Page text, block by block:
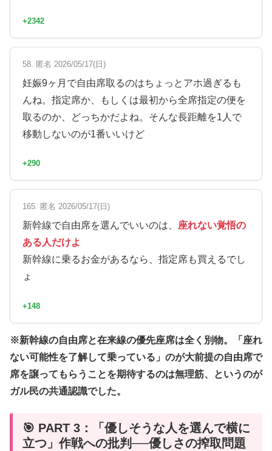
+2342
58. 匿名 2026/05/17(日)
妊娠9ヶ月で自由席取るのはちょっとアホ過ぎるも
んね。指定席か、もしくは最初から全席指定の便を
取るのか、どっちかだよね。そんな長距離を1人で
移動しないのが1番いいけど
+290
165. 匿名 2026/05/17(日)
新幹線で自由席を選んでいいのは、 座れない覚悟の
ある人だけよ
新幹線に乗るお金があるなら、指定席も買えるでし
ょ
+148
※新幹線の自由席と在来線の優先座席は全く別物。「座れ
ない可能性を了解して乗っている」のが大前提の自由席で
席を譲ってもらうことを期待するのは無理筋、というのが
ガル民の共通認識でした。
🎯 PART 3：「優しそうな人を選んで横に
立つ」作戦への批判──優しさの搾取問題